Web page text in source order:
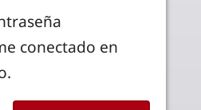
conectado en